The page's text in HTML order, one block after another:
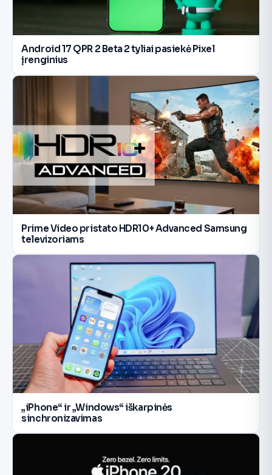
Android 17 QPR 2 Beta 2 tyliai pasiekė Pixel
įrenginius
Prime Video pristato HDR10+ Advanced Samsung
televizoriams
„iPhone“ ir „Windows“ iškarpinės
sinchronizavimas